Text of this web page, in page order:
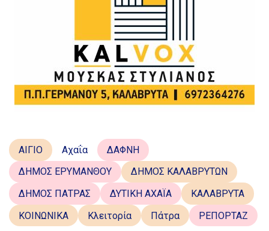
ΑΙΓΙΟ Αχαΐα
ΔΑΦΝΗ
ΔΗΜΟΣ ΕΡΥΜΑΝΘΟΥ
ΔΗΜΟΣ ΚΑΛΑΒΡΥΤΩΝ
ΔΗΜΟΣ ΠΑΤΡΑΣ
ΔΥΤΙΚΗ ΑΧΑΪΑ
ΚΑΛΑΒΡΥΤΑ
ΚΟΙΝΩΝΙΚΑ
Κλειτορία Πάτρα ΡΕΠΟΡΤΑΖ